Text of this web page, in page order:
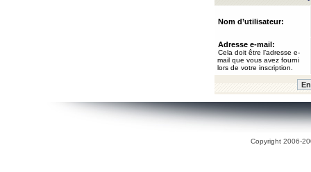
Nom d’utilisateur:
Adresse e-mail:
Cela doit être l’adresse e-
mail que vous avez fourni
lors de votre inscription.
Copyright 2006-